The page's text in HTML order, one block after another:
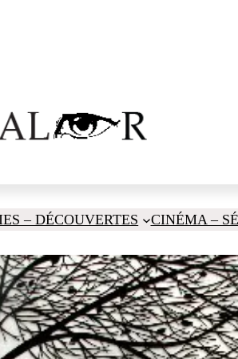
– DÉCOUVERTES CINÉMA –